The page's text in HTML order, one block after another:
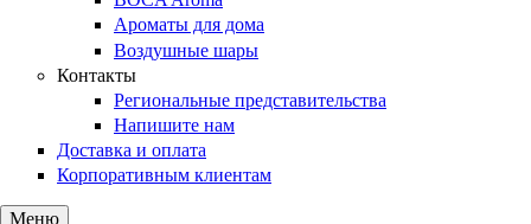
Ароматы для дома
Воздушные шары
Контакты
Региональные представительства
Напишите нам
Доставка и оплата
Корпоративным клиентам
Меню